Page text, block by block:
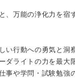
、万能の浄化力を宿
い行動への勇気と洞
ダライトの力を最大
事や学問・試験勉強